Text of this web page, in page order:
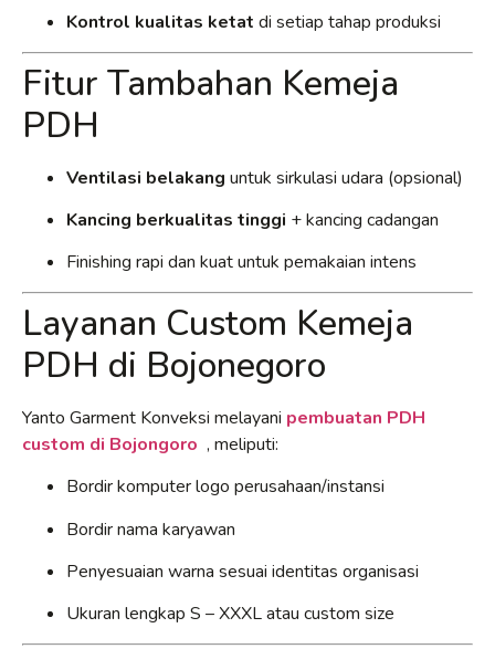
Kontrol kualitas ketat di setiap tahap produksi
Fitur Tambahan Kemeja
PDH
Ventilasi belakang untuk sirkulasi udara (opsional)
Kancing berkualitas tinggi + kancing cadangan
Finishing rapi dan kuat untuk pemakaian intens
Layanan Custom Kemeja
PDH di Bojonegoro
Yanto Garment Konveksi melayani pembuatan PDH
custom di Bojongoro , meliputi:
Bordir komputer logo perusahaan/instansi
Bordir nama karyawan
Penyesuaian warna sesuai identitas organisasi
Ukuran lengkap S – XXXL atau custom size